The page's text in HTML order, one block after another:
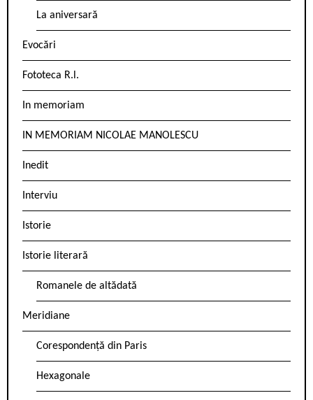
La aniversară
Evocări
Fototeca R.l.
In memoriam
IN MEMORIAM NICOLAE MANOLESCU
Inedit
Interviu
Istorie
Istorie literară
Romanele de altădată
Meridiane
Corespondență din Paris
Hexagonale